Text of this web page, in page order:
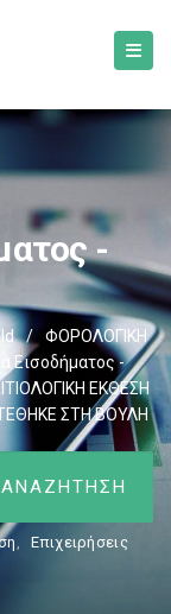
-
/
ΦΟΡΟΛΟΓΙΚΗ
Εισοδήματος -
ΕΚΘΕΣΗ
ΣΤΗ ΒΟΥΛΗ
, Επιχειρήσεις